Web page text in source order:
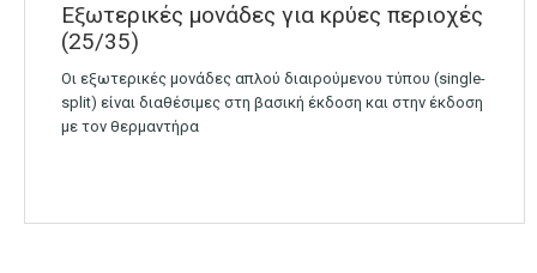
Εξωτερικές μονάδες για κρύες περιοχές
(25/35)
Οι εξωτερικές μονάδες απλού διαιρούμενου τύπου (single-
split) είναι διαθέσιμες στη βασική έκδοση και στην έκδοση
με τον θερμαντήρα